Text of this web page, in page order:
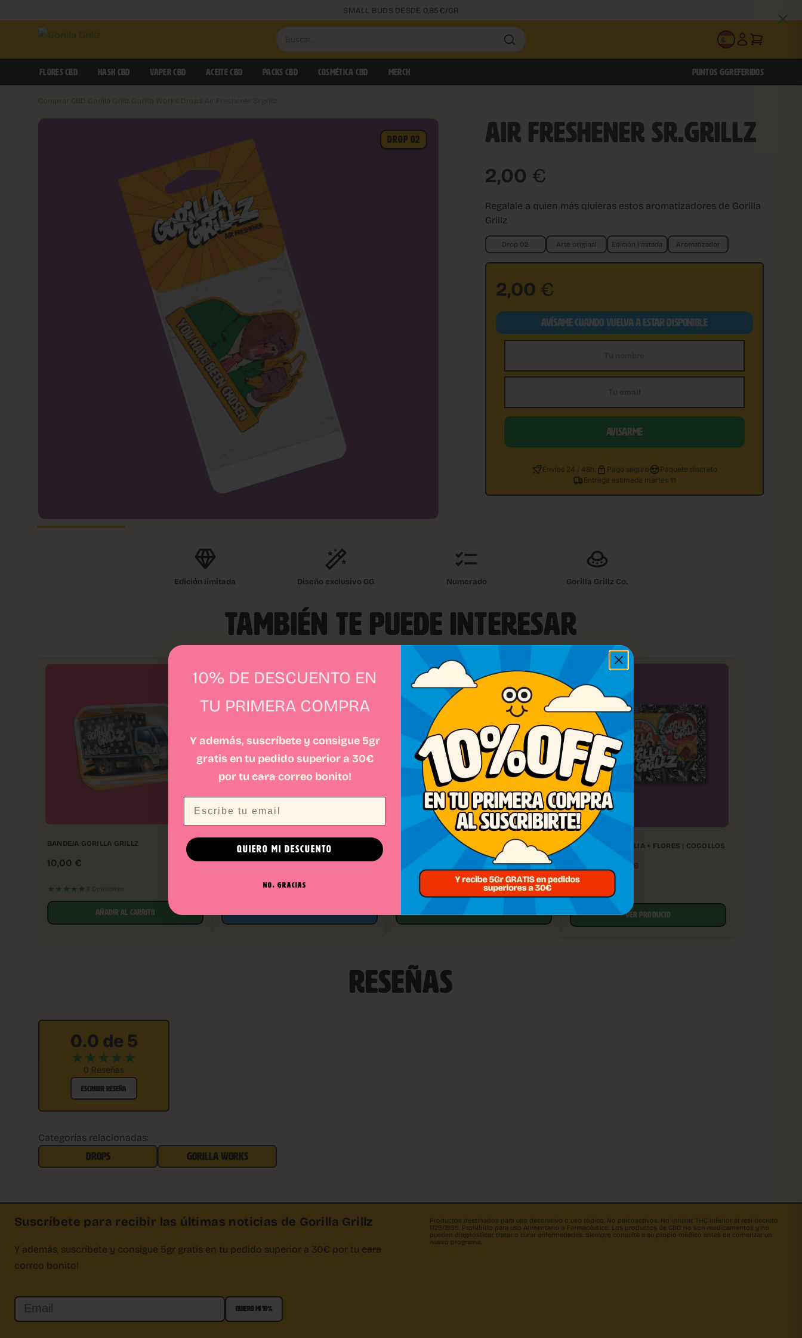
SMALL BUDS DESDE 0,85€/GR
Buscar
productos
ES
FLORES CBD HASH CBD VAPER CBD ACEITE CBD PACKS CBD COSMÉTICA CBD MERCH PUNTOS GG REFERIDOS
Comprar CBD Gorilla Grillz Gorilla Works Drops
DROP 02 AIR FRESHENER SR.GRILLZ
2,00 €
Regalale a quien más qiuieras estos aromatizadores de Gorilla
Grillz
Drop 02 Arte original Edición limitada Aromatizador
2,00 €
AVÍSAME CUANDO VUELVA A ESTAR DISPONIBLE
AVISARME
Envíos 24 / 48h. Pago seguro
Paquete discreto
Entrega estimada martes 11
Edición limitada Diseño exclusivo GG Numerado Gorilla Grillz Co.
TAMBIÉN TE PUEDE INTERESAR
BANDEJA GORILLA GRILLZ
10,00 €
★★★★★ 8 Opiniones
AÑADIR AL CARRITO
CENICERO
3,00€
BANDEJA ARCADE GRILLZ
6,00
-10%
PACK PARAFERNALIA + FLORES | COGOLLOS
CBD DE EXTERIOR
24,20 26,90€
VER PRODUCTO
RESEÑAS
0.0 de 5
★★★★★
0 Reseñas
ESCRIBIR RESEÑA
Categorías relacionadas:
DROPS GORILLA WORKS
Suscríbete para recibir las últimas noticias de Gorilla Grillz
Y además, suscríbete y consigue 5gr gratis en tu pedido superior a 30€ por tu cara
correo bonito!
Email QUIERO MI 10%
Productos destinados para uso decorativo o uso tópico. No psicoactivos. No inhalar. THC inferior al real decreto
1729/1999. Prohibido para uso Alimentario o Farmacéutico. Los productos de CBD no son medicamentos y no
pueden diagnosticar, tratar o curar enfermedades. Siempre consulte a su propio médico antes de comenzar un
nuevo programa.
10% DE DESCUENTO EN
TU PRIMERA COMPRA
Y además, suscríbete y consigue 5gr
gratis en tu pedido superior a 30€
por tucaracorreo bonito!
QUIERO MI DESCUENTO
NO, GRACIAS